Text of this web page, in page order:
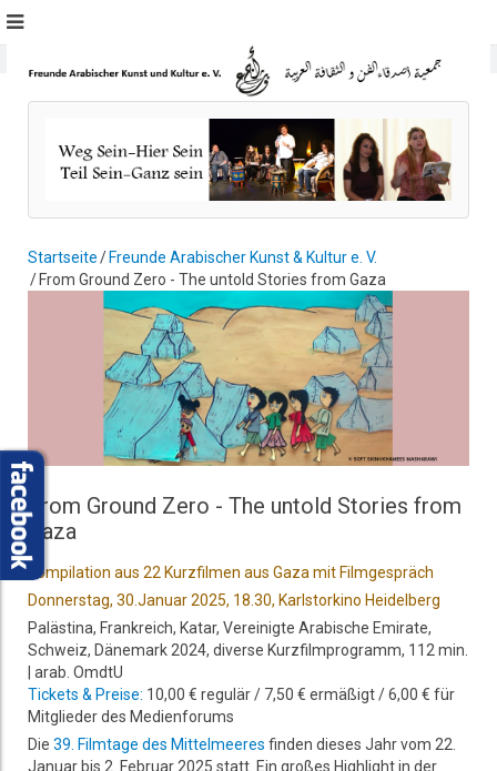
Startseite
Freunde Arabischer Kunst & Kultur e. V.
From Ground Zero - The untold Stories from Gaza
From Ground Zero - The untold Stories from
Gaza
Kompilation aus 22 Kurzfilmen aus Gaza mit Filmgespräch
Donnerstag, 30.Januar 2025, 18.30, Karlstorkino Heidelberg
Palästina, Frankreich, Katar, Vereinigte Arabische Emirate,
Schweiz, Dänemark 2024, diverse Kurzfilmprogramm, 112 min.
| arab. OmdtU
Tickets & Preise: 10,00 € regulär / 7,50 € ermäßigt / 6,00 € für
Mitglieder des Medienforums
Die 39. Filmtage des Mittelmeeres finden dieses Jahr vom 22.
Januar bis 2. Februar 2025 statt. Ein großes Highlight in der